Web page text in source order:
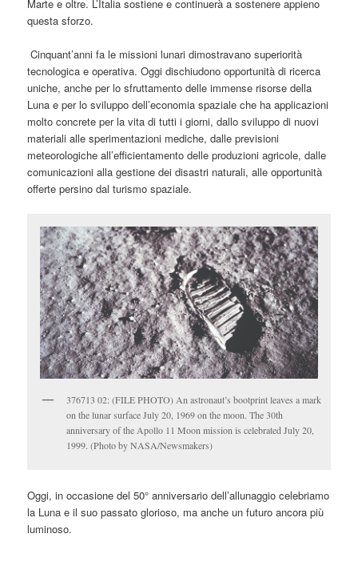
Marte e oltre. L’Italia sostiene e continuerà a sostenere appieno
questa sforzo.
Cinquant’anni fa le missioni lunari dimostravano superiorità
tecnologica e operativa. Oggi dischiudono opportunità di ricerca
uniche, anche per lo sfruttamento delle immense risorse della
Luna e per lo sviluppo dell’economia spaziale che ha applicazioni
molto concrete per la vita di tutti i giorni, dallo sviluppo di nuovi
materiali alle sperimentazioni mediche, dalle previsioni
meteorologiche all’efficientamento delle produzioni agricole, dalle
comunicazioni alla gestione dei disastri naturali, alle opportunità
offerte persino dal turismo spaziale.
376713 02: (FILE PHOTO) An astronaut’s bootprint leaves a mark
on the lunar surface July 20, 1969 on the moon. The 30th
anniversary of the Apollo 11 Moon mission is celebrated July 20,
1999. (Photo by NASA/Newsmakers)
Oggi, in occasione del 50° anniversario dell’allunaggio celebriamo
la Luna e il suo passato glorioso, ma anche un futuro ancora più
luminoso.